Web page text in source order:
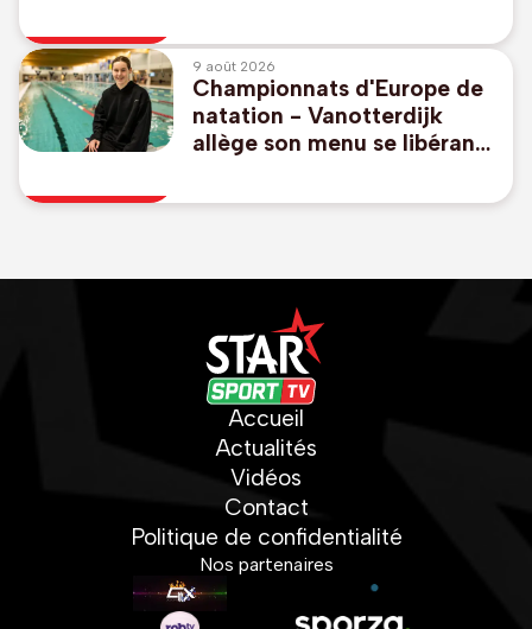
9 août 2026
Championnats d'Europe de
natation - Vanotterdijk
allège son menu se libérant
pas de relais mixte
Accueil
Actualités
Vidéos
Contact
Politique de confidentialité
Nos partenaires